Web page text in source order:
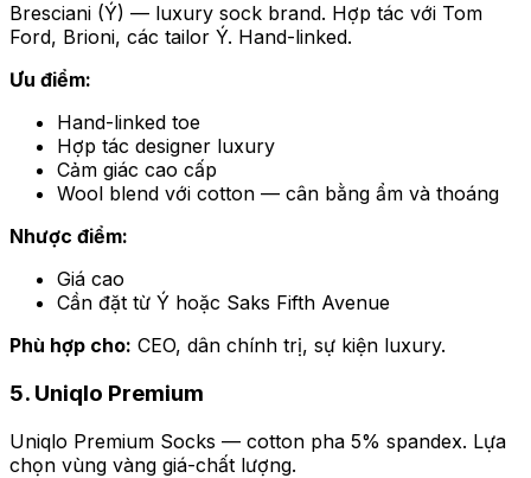
Bresciani (Ý) — luxury sock brand. Hợp tác với Tom
Ford, Brioni, các tailor Ý. Hand-linked.
Ưu điểm:
Hand-linked toe
Hợp tác designer luxury
Cảm giác cao cấp
Wool blend với cotton — cân bằng ẩm và thoáng
Nhược điểm:
Giá cao
Cần đặt từ Ý hoặc Saks Fifth Avenue
Phù hợp cho: CEO, dân chính trị, sự kiện luxury.
5. Uniqlo Premium
Uniqlo Premium Socks — cotton pha 5% spandex. Lựa
chọn vùng vàng giá-chất lượng.